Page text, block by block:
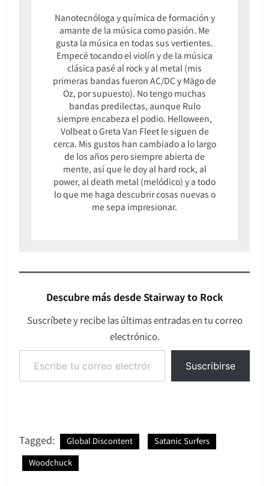
Nanotecnóloga y química de formación y
amante de la música como pasión. Me
gusta la música en todas sus vertientes.
Empecé tocando el violín y de la música
clásica pasé al rock y al metal (mis
primeras bandas fueron AC/DC y Mägo de
Oz, por supuesto). No tengo muchas
bandas predilectas, aunque Rulo
siempre encabeza el podio. Helloween,
Volbeat o Greta Van Fleet le siguen de
cerca. Mis gustos han cambiado a lo largo
de los años pero siempre abierta de
mente, así que le doy al hard rock, al
power, al death metal (melódico) y a todo
lo que me haga descubrir cosas nuevas o
me sepa impresionar.
Descubre más desde Stairway to Rock
Suscríbete y recibe las últimas entradas en tu correo
electrónico.
Escribe tu correo electrónico…
Suscribirse
Tagged: Global Discontent
Satanic Surfers
Woodchuck